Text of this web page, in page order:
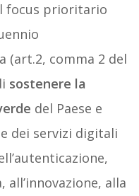
focus prioritario
(art.2, comma 2 del
sostenere la
del Paese e
dei servizi digitali
alla